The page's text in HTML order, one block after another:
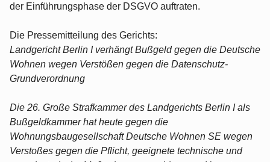
der Einführungsphase der DSGVO auftraten.
Die Pressemitteilung des Gerichts:
Landgericht Berlin I verhängt Bußgeld gegen die Deutsche
Wohnen wegen Verstößen gegen die Datenschutz-
Grundverordnung
Die 26. Große Strafkammer des Landgerichts Berlin I als
Bußgeldkammer hat heute gegen die
Wohnungsbaugesellschaft Deutsche Wohnen SE wegen
Verstoßes gegen die Pflicht, geeignete technische und